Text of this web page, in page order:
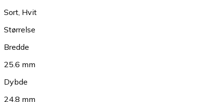
Sort Hvit
Størrelse
Bredde
25.6 mm
Dybde
24.8 mm